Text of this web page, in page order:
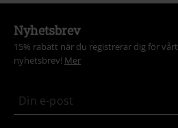
Nyhetsbrev
15% rabatt när du registrerar dig för vårt
nyhetsbrev! Mer